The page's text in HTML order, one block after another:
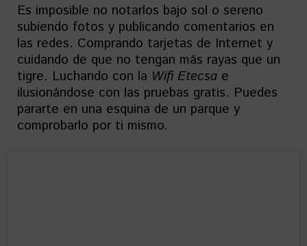
Es imposible no notarlos bajo sol o sereno
subiendo fotos y publicando comentarios en
las redes. Comprando tarjetas de Internet y
cuidando de que no tengan más rayas que un
tigre. Luchando con la Wifi Etecsa e
ilusionándose con las pruebas gratis. Puedes
pararte en una esquina de un parque y
comprobarlo por ti mismo.